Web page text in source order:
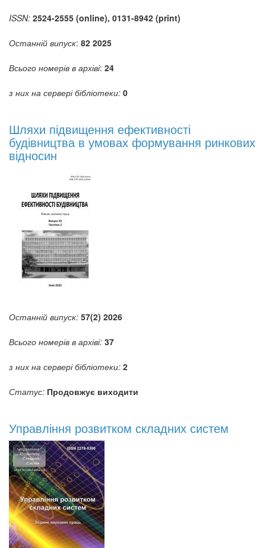
ISSN: 2524-2555 (online), 0131-8942 (print)
Останній випуск: 82 2025
Всього номерів в архіві: 24
з них на сервері бібліотеки: 0
Шляхи підвищення ефективності
будівництва в умовах формування ринкових
відносин
Останній випуск: 57(2) 2026
Всього номерів в архіві: 37
з них на сервері бібліотеки: 2
Статус: Продовжує виходити
Управління розвитком складних систем